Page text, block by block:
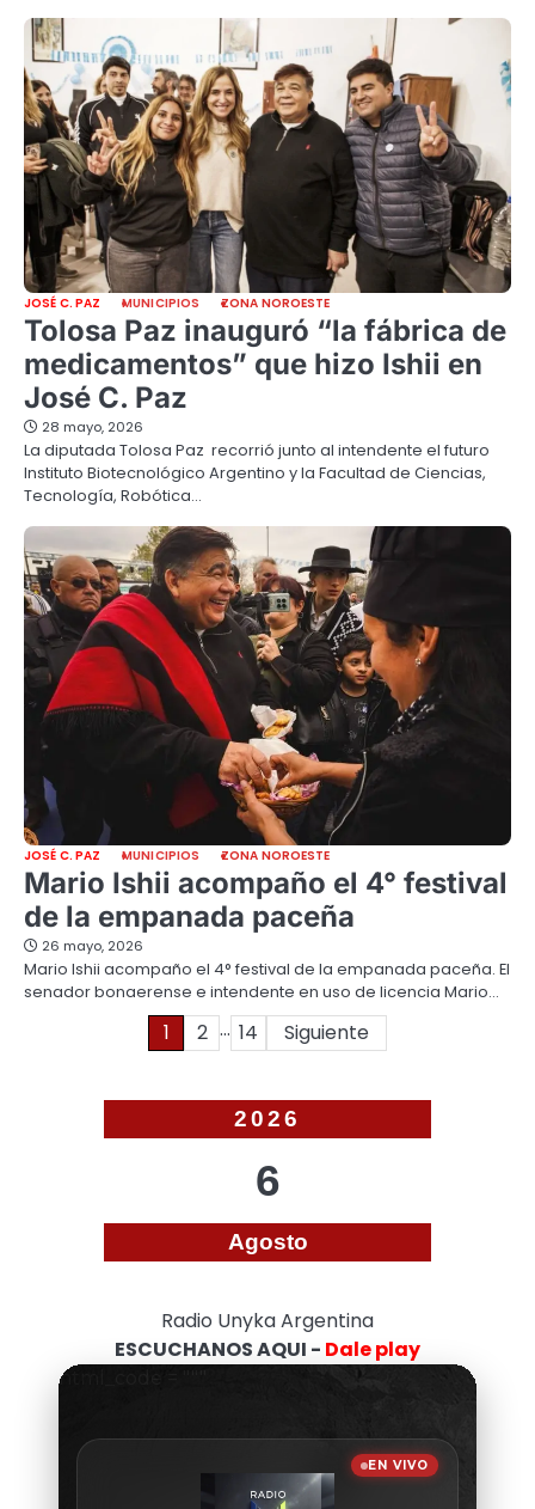
JOSÉ C. PAZ MUNICIPIOS ZONA NOROESTE
Tolosa Paz inauguró “la fábrica de
medicamentos” que hizo Ishii en
José C. Paz
28 mayo, 2026
La diputada Tolosa Paz recorrió junto al intendente el futuro
Instituto Biotecnológico Argentino y la Facultad de Ciencias,
Tecnología, Robótica…
JOSÉ C. PAZ MUNICIPIOS ZONA NOROESTE
Mario Ishii acompaño el 4° festival
de la empanada paceña
26 mayo, 2026
Mario Ishii acompaño el 4° festival de la empanada paceña. El
senador bonaerense e intendente en uso de licencia Mario…
Paginación1 2 … 14 Siguiente
2026
6
Agosto
Radio Unyka Argentina
ESCUCHANOS AQUI - Dale play